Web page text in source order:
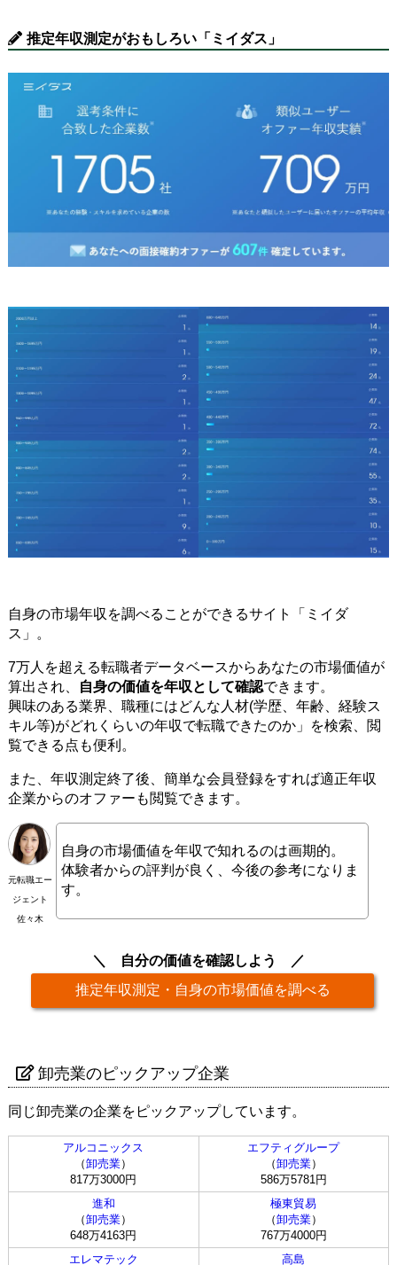
推定年収測定がおもしろい「ミイダス」
自身の市場年収を調べることができるサイト「ミイダ
ス」。
7万人を超える転職者データベースからあなたの市場価値が
算出され、
自身の価値を年収として確認できます。
興味のある業界、職種にはどんな人材(学歴、年齢、経験ス
キル等)がどれくらいの年収で転職できたのか」を検索、閲
覧できる点も便利。
また、年収測定終了後、簡単な会員登録をすれば適正年収
企業からのオファーも閲覧できます。
元転職エー
ジェント
佐々木
自身の市場価値を年収で知れるのは画期的。
体験者からの評判が良く、今後の参考になりま
す。
自分の価値を確認しよう
推定年収測定・自身の市場価値を調べる
卸売業のピックアップ企業
同じ卸売業の企業をピックアップしています。
アルコニックス
（卸売業）
817万3000円
エフティグループ
（卸売業）
586万5781円
進和
（卸売業）
648万4163円
極東貿易
（卸売業）
767万4000円
エレマテック
高島